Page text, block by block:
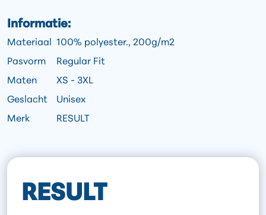
Informatie:
Materiaal
100% polyester., 200g/m2
Pasvorm
Regular Fit
Maten
XS - 3XL
Geslacht
Unisex
Merk
RESULT
RESULT